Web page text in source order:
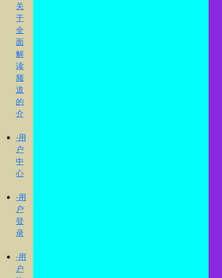
关
于
全
面
解
读
频
道
的
介
-用
户
中
心
-用
户
登
录
-用
户